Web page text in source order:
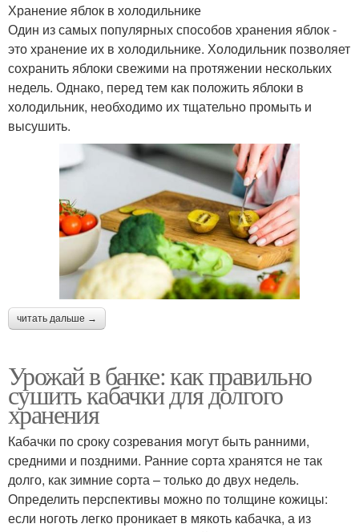
Хранение яблок в холодильнике
Один из самых популярных способов хранения яблок -
это хранение их в холодильнике. Холодильник позволяет
сохранить яблоки свежими на протяжении нескольких
недель. Однако, перед тем как положить яблоки в
холодильник, необходимо их тщательно промыть и
высушить.
читать дальше →
Урожай в банке: как правильно
сушить кабачки для долгого
хранения
Кабачки по сроку созревания могут быть ранними,
средними и поздними. Ранние сорта хранятся не так
долго, как зимние сорта – только до двух недель.
Определить перспективы можно по толщине кожицы:
если ноготь легко проникает в мякоть кабачка, а из